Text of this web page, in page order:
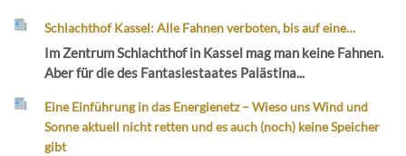
Schlachthof Kassel: Alle Fahnen verboten, bis auf eine…
Im Zentrum Schlachthof in Kassel mag man keine Fahnen.
Aber für die des Fantasiestaates Palästina...
Eine Einführung in das Energienetz – Wieso uns Wind und
Sonne aktuell nicht retten und es auch (noch) keine Speicher
gibt